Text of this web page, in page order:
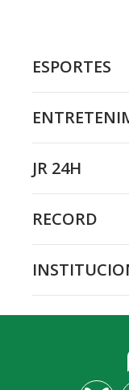
ESPORTES
JR 24H
RECORD